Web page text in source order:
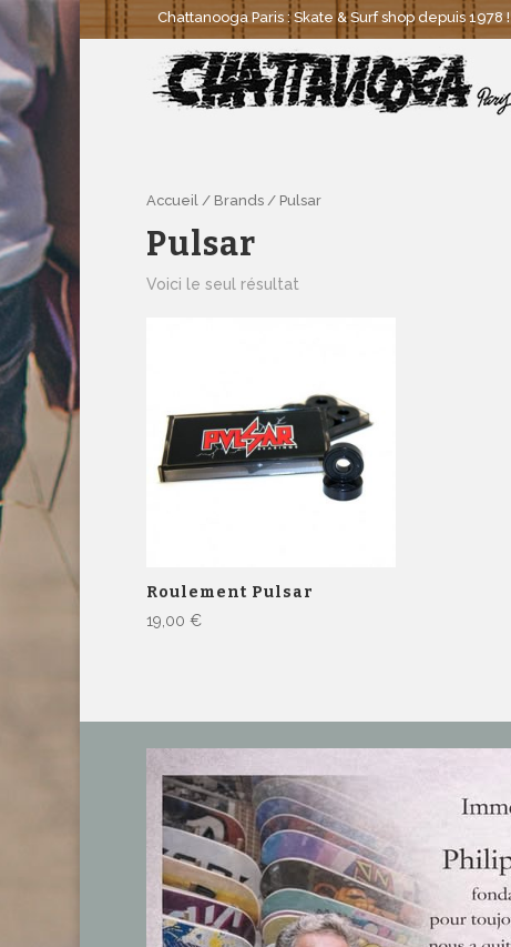
Chattanooga Paris : Skate & Surf shop depuis 1978 !
Accueil / Brands / Pulsar
Pulsar
Voici le seul résultat
Roulement Pulsar
19,00 €